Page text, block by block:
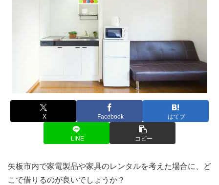
X Facebook はてブ
LINE コピー
矢板市内で家電製品や家具のレンタルを考えた場合に、ど
こで借りるのが良いでしょうか？